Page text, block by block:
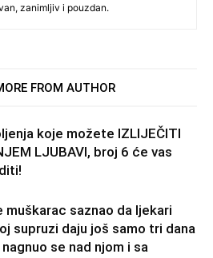
zanimljiv i pouzdan.
FROM AUTHOR
koje možete IZLIJEČITI
LJUBAVI, broj 6 će vas
muškarac saznao da ljekari
supruzi daju još samo tri dana
se nad njom i sa